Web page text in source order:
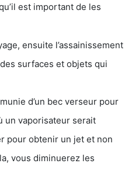
est important de les
ensuite l’assainissement
surfaces et objets qui
d’un bec verseur pour
un vaporisateur serait
pour obtenir un jet et non
vous diminuerez les